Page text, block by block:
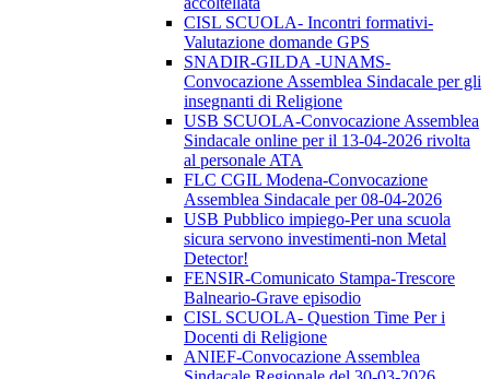
CISL SCUOLA- Incontri formativi-
Valutazione domande GPS
SNADIR-GILDA -UNAMS-
Convocazione Assemblea Sindacale per gli
insegnanti di Religione
USB SCUOLA-Convocazione Assemblea
Sindacale online per il 13-04-2026 rivolta
al personale ATA
FLC CGIL Modena-Convocazione
Assemblea Sindacale per 08-04-2026
USB Pubblico impiego-Per una scuola
sicura servono investimenti-non Metal
Detector!
FENSIR-Comunicato Stampa-Trescore
Balneario-Grave episodio
CISL SCUOLA- Question Time Per i
Docenti di Religione
ANIEF-Convocazione Assemblea